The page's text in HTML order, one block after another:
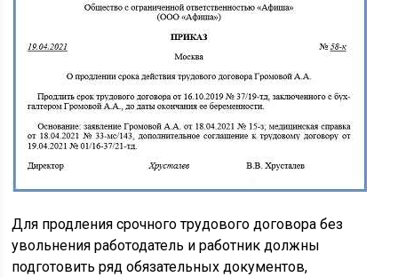
Для продления срочного трудового договора без
увольнения работодатель и работник должны
подготовить ряд обязательных документов,